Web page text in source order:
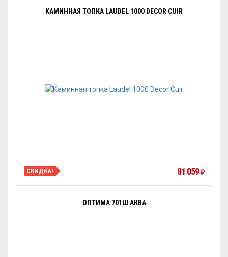
КАМИННАЯ ТОПКА LAUDEL 1000 DECOR CUIR
СКИДКА! 81 059₽
ОПТИМА 701Ш АКВА